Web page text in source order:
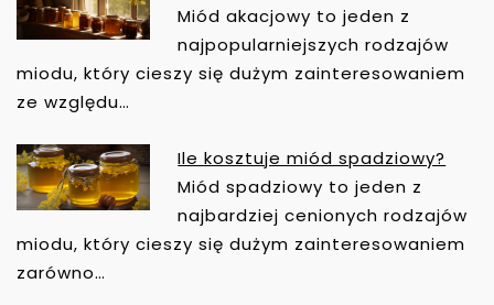
Miód akacjowy to jeden z
najpopularniejszych rodzajów
miodu, który cieszy się dużym zainteresowaniem
ze względu…
Ile kosztuje miód spadziowy?
Miód spadziowy to jeden z
najbardziej cenionych rodzajów
miodu, który cieszy się dużym zainteresowaniem
zarówno…
N
A
W
I
A
C
J
A
W
P